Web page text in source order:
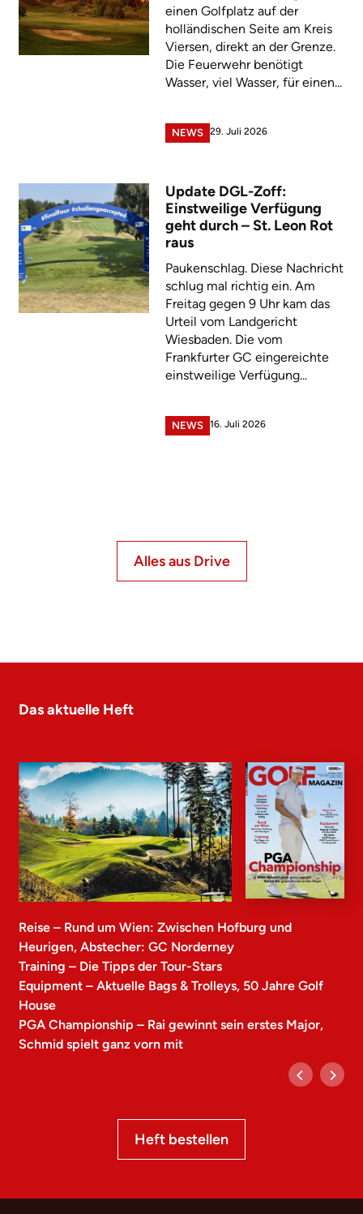
einen Golfplatz auf der
holländischen Seite am Kreis
Viersen, direkt an der Grenze.
Die Feuerwehr benötigt
Wasser, viel Wasser, für einen...
NEWS 29. Juli 2026
Update DGL-Zoff:
Einstweilige Verfügung
geht durch – St. Leon Rot
raus
Paukenschlag. Diese Nachricht
schlug mal richtig ein. Am
Freitag gegen 9 Uhr kam das
Urteil vom Landgericht
Wiesbaden. Die vom
Frankfurter GC eingereichte
einstweilige Verfügung...
NEWS 16. Juli 2026
Alles aus Drive
Das aktuelle Heft
Reise – Rund um Wien: Zwischen Hofburg und
Heurigen, Abstecher: GC Norderney
Training – Die Tipps der Tour-Stars
Equipment – Aktuelle Bags & Trolleys, 50 Jahre Golf
House
PGA Championship – Rai gewinnt sein erstes Major,
Schmid spielt ganz vorn mit
Heft bestellen